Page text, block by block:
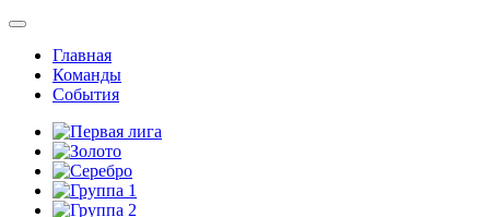
Главная
Команды
События